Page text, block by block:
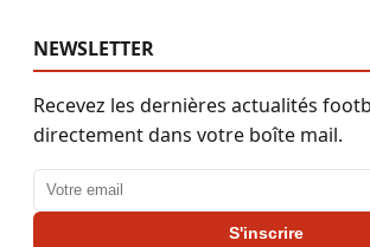
NEWSLETTER
Recevez les dernières actualités
directement dans votre boîte mail.
Adresse email
S'inscrire